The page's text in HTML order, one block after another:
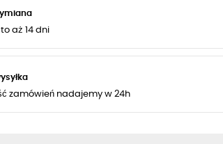
aż 14 dni
zamówień nadajemy w 24h